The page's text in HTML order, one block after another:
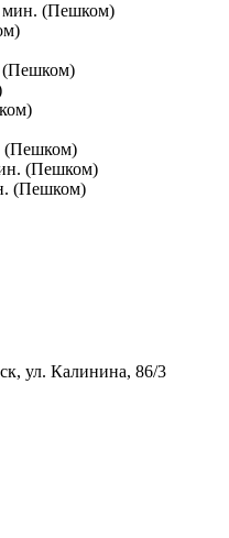
мин. (Пешком)
(Пешком)
(Пешком)
(Пешком)
(Пешком)
ул. Калинина, 86/3